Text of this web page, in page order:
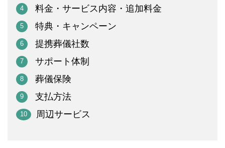
料金・サービス内容・追加料金
特典・キャンペーン
提携葬儀社数
サポート体制
葬儀保険
支払方法
周辺サービス